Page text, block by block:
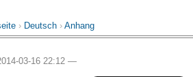
› Deutsch› Anhang
03-16 22:12 —
richtung, die sich für mich
altem DSA Spieler fast
ungewohnt schlank anfühlt.“